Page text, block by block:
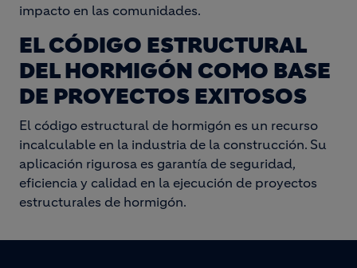
impacto en las comunidades.
EL CÓDIGO ESTRUCTURAL
DEL HORMIGÓN COMO BASE
DE PROYECTOS EXITOSOS
El código estructural de hormigón es un recurso
incalculable en la industria de la construcción. Su
aplicación rigurosa es garantía de seguridad,
eficiencia y calidad en la ejecución de proyectos
estructurales de hormigón.